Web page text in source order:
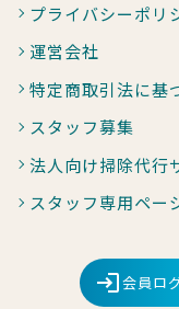
プライバシーポリ
運営会社
特定商取引法に基
スタッフ募集
法人向け掃除代行
スタッフ専用ペー
会員ロ